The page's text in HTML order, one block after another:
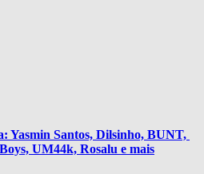
Yasmin Santos, Dilsinho, BUNT,
UM44k, Rosalu e mais